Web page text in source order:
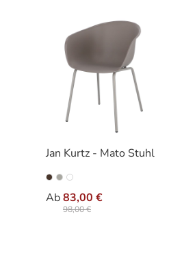
Jan Kurtz - Mato Stuhl
Ab83,00 €
98,00 €
Varianten